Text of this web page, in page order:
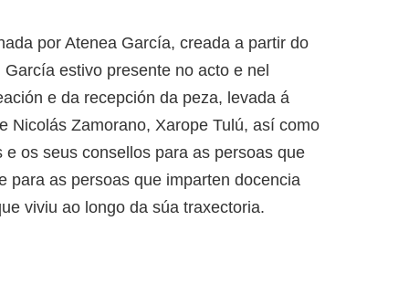
por Atenea García, creada a partir do
estivo presente no acto e nel
e da recepción da peza, levada á
Nicolás Zamorano, Xarope Tulú, así como
os seus consellos para as persoas que
para as persoas que imparten docencia
viviu ao longo da súa traxectoria.